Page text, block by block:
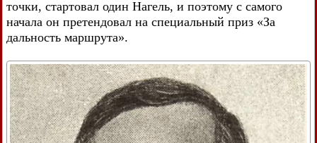
точки, стартовал один Нагель, и поэтому с самого
начала он претендовал на специальный приз «За
дальность маршрута».